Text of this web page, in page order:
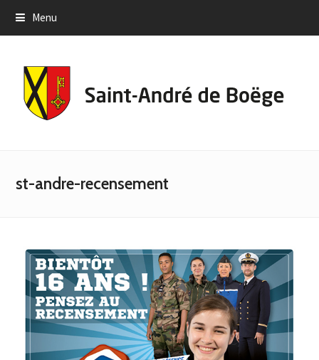
Menu
st-andre-recensement